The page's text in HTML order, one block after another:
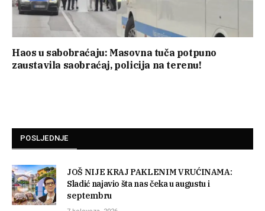
Haos u sabobraćaju: Masovna tuča potpuno
zaustavila saobraćaj, policija na terenu!
POSLJEDNJE
JOŠ NIJE KRAJ PAKLENIM VRUĆINAMA:
Sladić najavio šta nas čeka u augustu i
septembru